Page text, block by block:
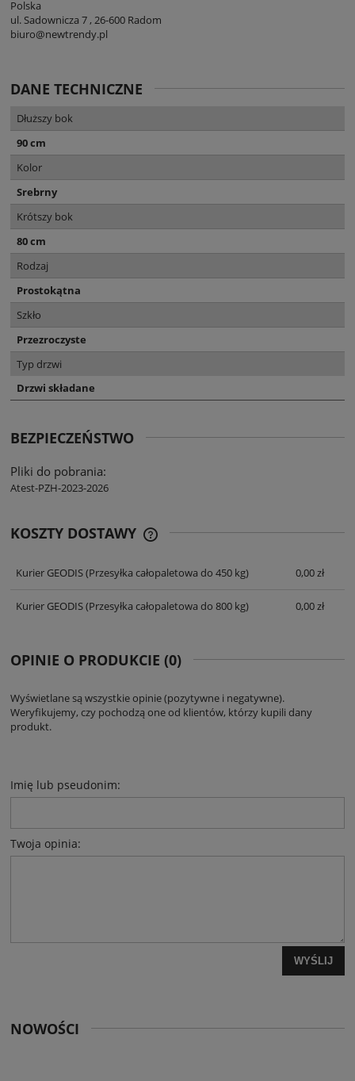
Polska
ul. Sadownicza 7 , 26-600 Radom
biuro@newtrendy.pl
DANE TECHNICZNE
Dłuższy bok
90 cm
Kolor
Srebrny
Krótszy bok
80 cm
Rodzaj
Prostokątna
Szkło
Przezroczyste
Typ drzwi
Drzwi składane
BEZPIECZEŃSTWO
Pliki do pobrania:
Atest-PZH-2023-2026
KOSZTY DOSTAWY
Kurier GEODIS(Przesyłka całopaletowa do 450 kg) 0,00 zł
Kurier GEODIS(Przesyłka całopaletowa do 800 kg) 0,00 zł
OPINIE O PRODUKCIE (0)
Wyświetlane są wszystkie opinie (pozytywne i negatywne).
Weryfikujemy, czy pochodzą one od klientów, którzy kupili dany
produkt.
Imię lub pseudonim:
Twoja opinia:
WYŚLIJ
NOWOŚCI